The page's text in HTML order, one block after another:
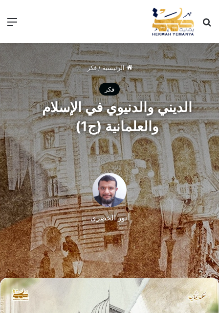
بحث عن
الرئيسية/فكر
فكر
الديني والدنيوي في الإسلام
والعلمانية (ج1)
أنور الخضري